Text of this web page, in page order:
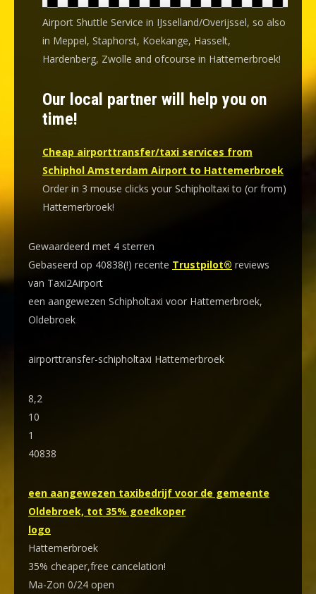
Airport Shuttle Service in IJsselland/Overijssel, so also
in Meppel, Staphorst, Koekange, Hasselt,
Hardenberg, Zwolle and ofcourse in Hattemerbroek!
Our local partner will help you on
time!
Cheap airporttransfer/taxi services from
Schiphol Amsterdam Airport to Hattemerbroek
Order in 3 mouse clicks your Schipholtaxi to (or from)
Hattemerbroek!
Gewaardeerd met 4 sterren
Gebaseerd op 40838(!) recente Trustpilot® reviews
van Taxi2Airport
een aangewezen Schipholtaxi voor Hattemerbroek,
Oldebroek
airporttransfer-schipholtaxi Hattemerbroek
8,2
10
1
40838
een aangewezen taxibedrijf voor de gemeente
Oldebroek, tot 35% goedkoper
logo
Hattemerbroek
35% cheaper,free cancelation!
Ma-Zon 0/24 open